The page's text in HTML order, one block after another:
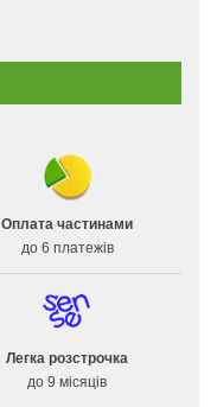
Оплата частинами
до 6 платежів
Легка розстрочка
до 9 місяців